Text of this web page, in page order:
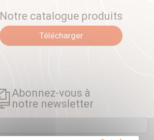
Notre catalogue produits
Télécharger
Abonnez-vous à
notre newsletter